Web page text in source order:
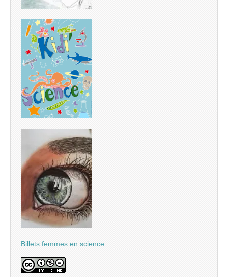
Billets femmes en science